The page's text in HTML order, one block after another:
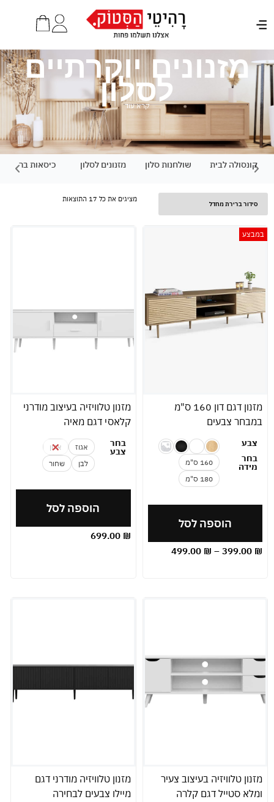
מזנונים יוקרתיים
לסלון
קרא עוד
קונסולה לבית שולחנות סלון מזנונים לסלון כיסאות בר
מציגים את כל ⁦17⁩ התוצאות
במבצע
399.00 ₪
–
499.00 ₪
מזנון דגם דון 160 ס"מ
במבחר צבעים
צבע
בחר
מידה
160 ס"מ
180 ס"מ
הוספה לסל
699.00 ₪
מזנון טלוויזיה בעיצוב מודרני
קלאסי דגם מאיה
בחר
צבע אגוז
אלון
לבן
שחור
הוספה לסל
מזנון טלוויזיה בעיצוב צעיר
ומלא סטייל דגם קלרה
מזנון טלוויזיה מודרני דגם
מיילו צבעים לבחירה